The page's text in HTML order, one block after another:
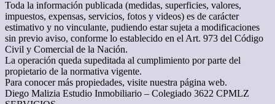
Toda la información publicada (medidas, superficies, valores,
impuestos, expensas, servicios, fotos y videos) es de carácter
estimativo y no vinculante, pudiendo estar sujeta a modificaciones
sin previo aviso, conforme lo establecido en el Art. 973 del Código
Civil y Comercial de la Nación.
La operación queda supeditada al cumplimiento por parte del
propietario de la normativa vigente.
Para conocer más propiedades, visite nuestra página web.
Diego Malizia Estudio Inmobiliario – Colegiado 3622 CPMLZ